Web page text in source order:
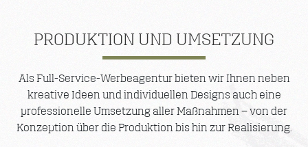
PRODUKTION UND UMSETZUNG
Als Full-Service-Werbeagentur bieten wir Ihnen neben
kreative Ideen und individuellen Designs auch eine
professionelle Umsetzung aller Maßnahmen – von der
Konzeption über die Produktion bis hin zur Realisierung.